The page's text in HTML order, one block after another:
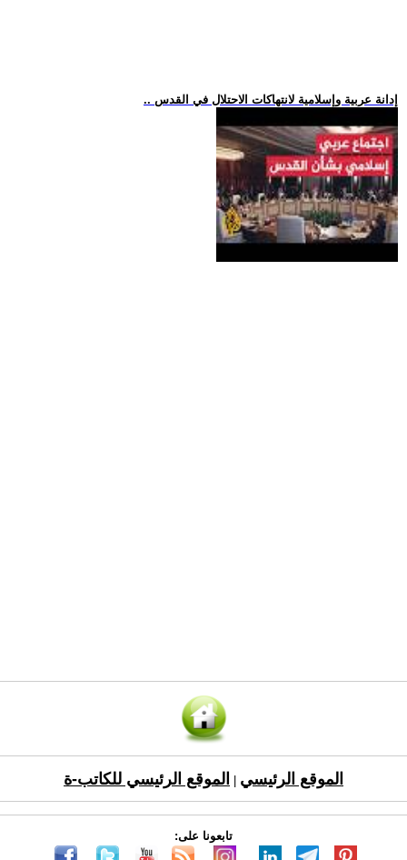
.. إدانة عربية وإسلامية لانتهاكات الاحتلال في القدس
الموقع الرئيسي الموقع الرئيسي للكاتب-ة
تابعونا على: